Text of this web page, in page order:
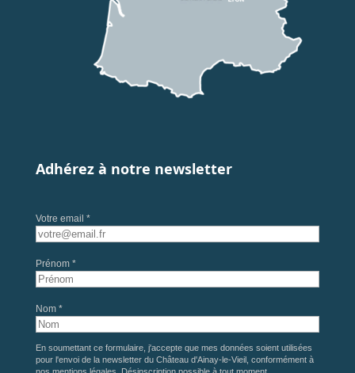
Adhérez à notre newsletter
Votre email *
Prénom *
Nom *
En soumettant ce formulaire, j'accepte que mes données soient utilisées
pour l'envoi de la newsletter du Château d'Ainay-le-Vieil, conformément à